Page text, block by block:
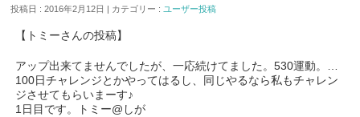
投稿日 : 2016年2月12日 | カテゴリー :ユーザー投稿
【トミーさんの投稿】
アップ出来てませんでしたが、一応続けてました。530運動。…
100日チャレンジとかやってはるし、同じやるなら私もチャレン
ジさせてもらいまーす♪
1日目です。トミー@しが